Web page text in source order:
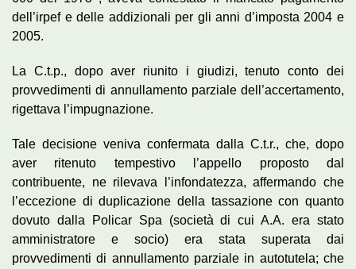
dell’irpef e delle addizionali per gli anni d’imposta 2004 e
2005.
La C.t.p., dopo aver riunito i giudizi, tenuto conto dei
provvedimenti di annullamento parziale dell’accertamento,
rigettava l’impugnazione.
Tale decisione veniva confermata dalla C.t.r., che, dopo
aver ritenuto tempestivo l’appello proposto dal
contribuente, ne rilevava l’infondatezza, affermando che
l’eccezione di duplicazione della tassazione con quanto
dovuto dalla Policar Spa (società di cui A.A. era stato
amministratore e socio) era stata superata dai
provvedimenti di annullamento parziale in autotutela; che